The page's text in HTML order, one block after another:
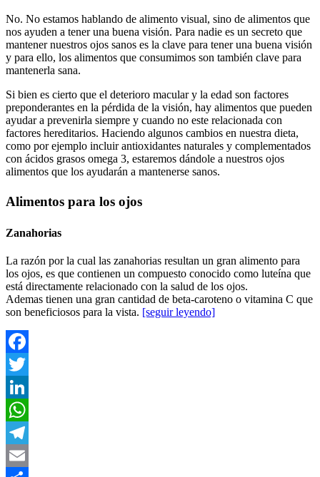
No. No estamos hablando de alimento visual, sino de alimentos que
nos ayuden a tener una buena visión. Para nadie es un secreto que
mantener nuestros ojos sanos es la clave para tener una buena visión
y para ello, los alimentos que consumimos son también clave para
mantenerla sana.
Si bien es cierto que el deterioro macular y la edad son factores
preponderantes en la pérdida de la visión, hay alimentos que pueden
ayudar a prevenirla siempre y cuando no este relacionada con
factores hereditarios. Haciendo algunos cambios en nuestra dieta,
como por ejemplo incluir antioxidantes naturales y complementados
con ácidos grasos omega 3, estaremos dándole a nuestros ojos
alimentos que los ayudarán a mantenerse sanos.
Alimentos para los ojos
Zanahorias
La razón por la cual las zanahorias resultan un gran alimento para
los ojos, es que contienen un compuesto conocido como luteína que
está directamente relacionado con la salud de los ojos.
Ademas tienen una gran cantidad de beta-caroteno o vitamina C que
son beneficiosos para la vista. [seguir leyendo]
Facebook
Twitter
LinkedIn
WhatsApp
Telegram